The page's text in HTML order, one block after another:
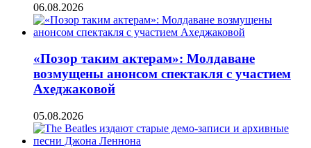
06.08.2026
«Позор таким актерам»: Молдаване
возмущены анонсом спектакля с участием
Ахеджаковой
05.08.2026